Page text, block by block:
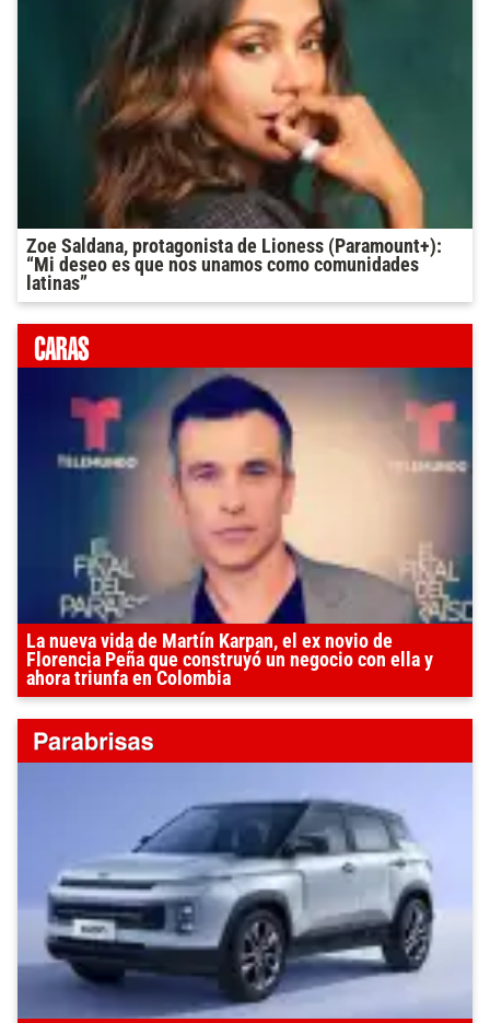
Zoe Saldana, protagonista de Lioness (Paramount+):
“Mi deseo es que nos unamos como comunidades
latinas”
La nueva vida de Martín Karpan, el ex novio de
Florencia Peña que construyó un negocio con ella y
ahora triunfa en Colombia